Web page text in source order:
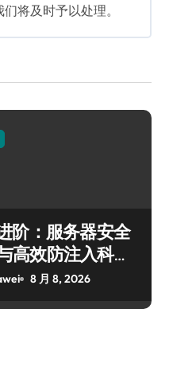
将及时予以处理。
阶：服务器安全
高效防注入科技
解析8 月 8, 2026